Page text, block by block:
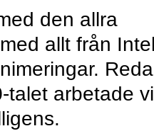
den allra
allt från
talet arbetade vi